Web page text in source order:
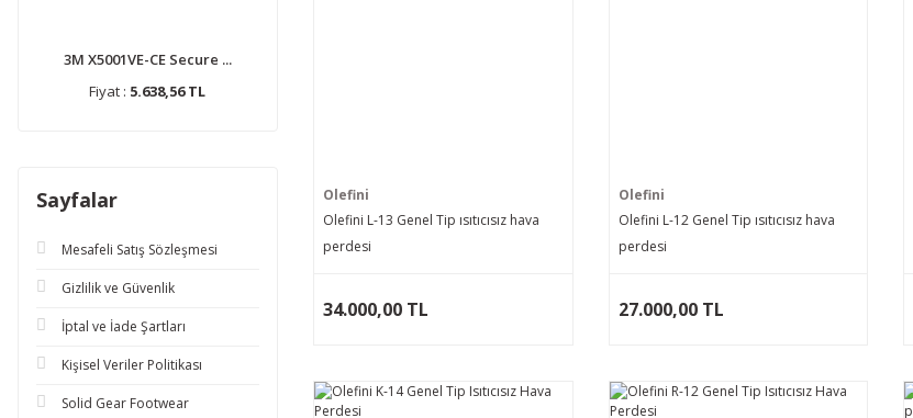
3M X5001VE-CE Secure ...
Fiyat : 5.638,56 TL
Sayfalar
Mesafeli Satış Sözleşmesi
Gizlilik ve Güvenlik
İptal ve İade Şartları
Kişisel Veriler Politikası
Solid Gear Footwear
Olefini
Olefini L-13 Genel Tip ısıtıcısız hava
perdesi
34.000,00 TL
Olefini
Olefini L-12 Genel Tip ısıtıcısız hava
perdesi
27.000,00 TL